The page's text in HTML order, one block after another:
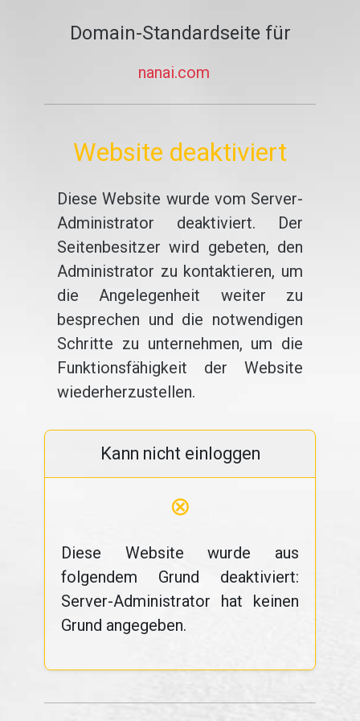
Domain-Standardseite für
nanai.com
Website deaktiviert
Diese Website wurde vom Server-
Administrator deaktiviert. Der
Seitenbesitzer wird gebeten, den
Administrator zu kontaktieren, um
die Angelegenheit weiter zu
besprechen und die notwendigen
Schritte zu unternehmen, um die
Funktionsfähigkeit der Website
wiederherzustellen.
Kann nicht einloggen
⊗
Diese Website wurde aus
folgendem Grund deaktiviert:
Server-Administrator hat keinen
Grund angegeben.